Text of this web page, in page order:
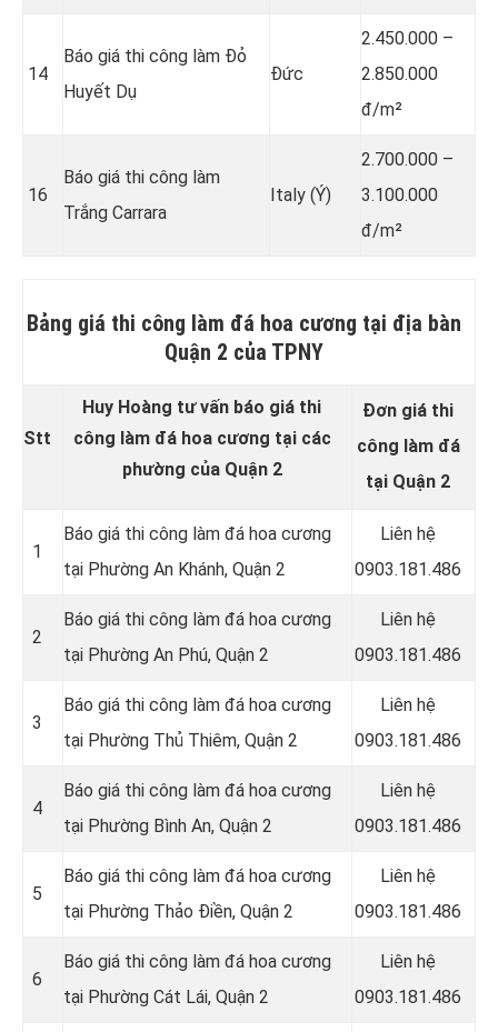
14
Báo giá thi công làm Đỏ
Huyết Dụ
Đức
2.450.000 –
2.850.000
đ/m²
16
Báo giá thi công làm
Trắng Carrara
Italy (Ý)
2.700.000 –
3.100.000
đ/m²
Bảng giá thi công làm đá hoa cương tại địa bàn
Quận 2 của TPNY
Stt
Huy Hoàng tư vấn báo giá thi
công làm đá hoa cương tại các
phường của Quận 2
Đơn giá thi
công làm đá
tại Quận 2
1
Báo giá thi công làm đá hoa cương
tại Phường An Khánh, Quận 2
Liên hệ
0903.181.486
2
Báo giá thi công làm đá hoa cương
tại Phường An Phú, Quận 2
Liên hệ
0903.181.486
3
Báo giá thi công làm đá hoa cương
tại Phường Thủ Thiêm, Quận 2
Liên hệ
0903.181.486
4
Báo giá thi công làm đá hoa cương
tại Phường Bình An, Quận 2
Liên hệ
0903.181.486
5
Báo giá thi công làm đá hoa cương
tại Phường Thảo Điền, Quận 2
Liên hệ
0903.181.486
6
Báo giá thi công làm đá hoa cương
tại Phường Cát Lái, Quận 2
Liên hệ
0903.181.486